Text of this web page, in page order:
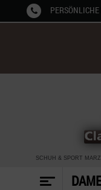
SCHUH & SPORT